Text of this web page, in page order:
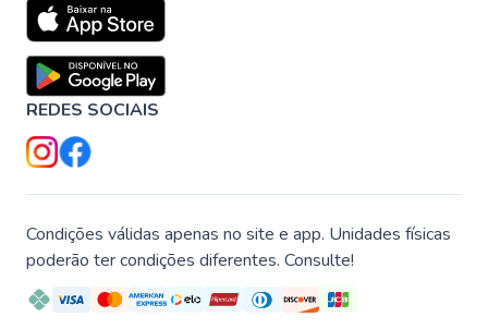
REDES SOCIAIS
Condições válidas apenas no site e app. Unidades físicas
poderão ter condições diferentes. Consulte!